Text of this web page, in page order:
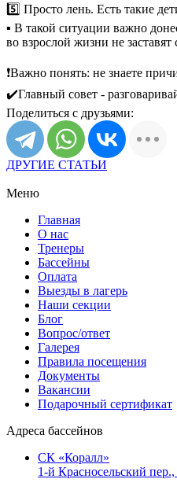
5️⃣ Просто лень. Есть такие
▪ В такой ситуации важно
во взрослой жизни не заставят
❗️Важно понять: не знаете
✔️Главный совет -
Поделиться с друзьями:
ДРУГИЕ СТАТЬИ
Меню
Главная
О нас
Тренеры
Бассейны
Оплата
Выезды в лагерь
Наши секции
Блог
Вопрос/ответ
Галерея
Правила посещения
Документы
Вакансии
Подарочный сертификат
Адреса бассейнов
СК «Коралл»
1-й Красносельский